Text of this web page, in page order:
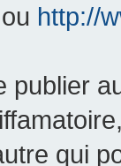
ou http://
publier
qui